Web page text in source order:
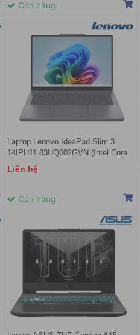
Còn hàng
Laptop Lenovo IdeaPad Slim 3
14IPH11 83UQ002GVN (Intel Core
Ultra 7 355 | 16GB | 512GB | Intel
Graphics | 14 inch WUXGA IPS |
Liên hệ
Còn hàng